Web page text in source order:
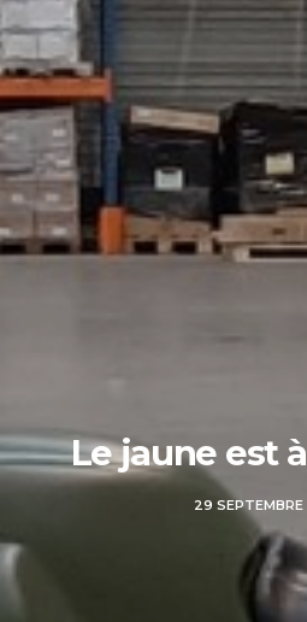
Le jaune est
29